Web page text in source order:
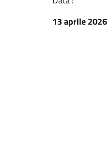
13 aprile 2026